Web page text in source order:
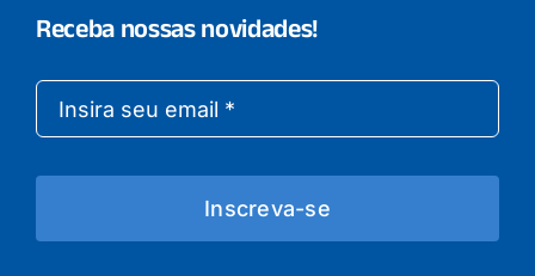
Receba nossas novidades!
Inscreva-se